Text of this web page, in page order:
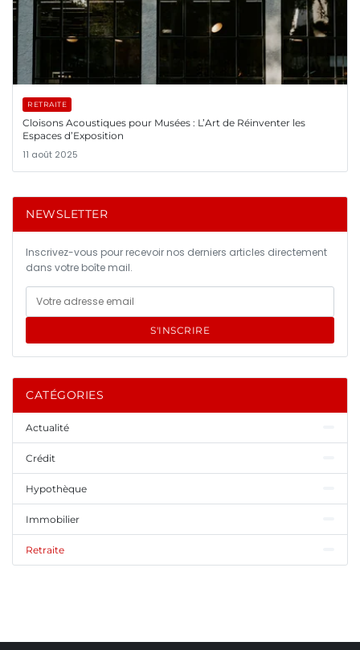
RETRAITE
Cloisons Acoustiques pour Musées : L’Art de Réinventer les
Espaces d’Exposition
11 août 2025
NEWSLETTER
Inscrivez-vous pour recevoir nos derniers articles directement
dans votre boîte mail.
S'INSCRIRE
CATÉGORIES
Actualité
Crédit
Hypothèque
Immobilier
Retraite